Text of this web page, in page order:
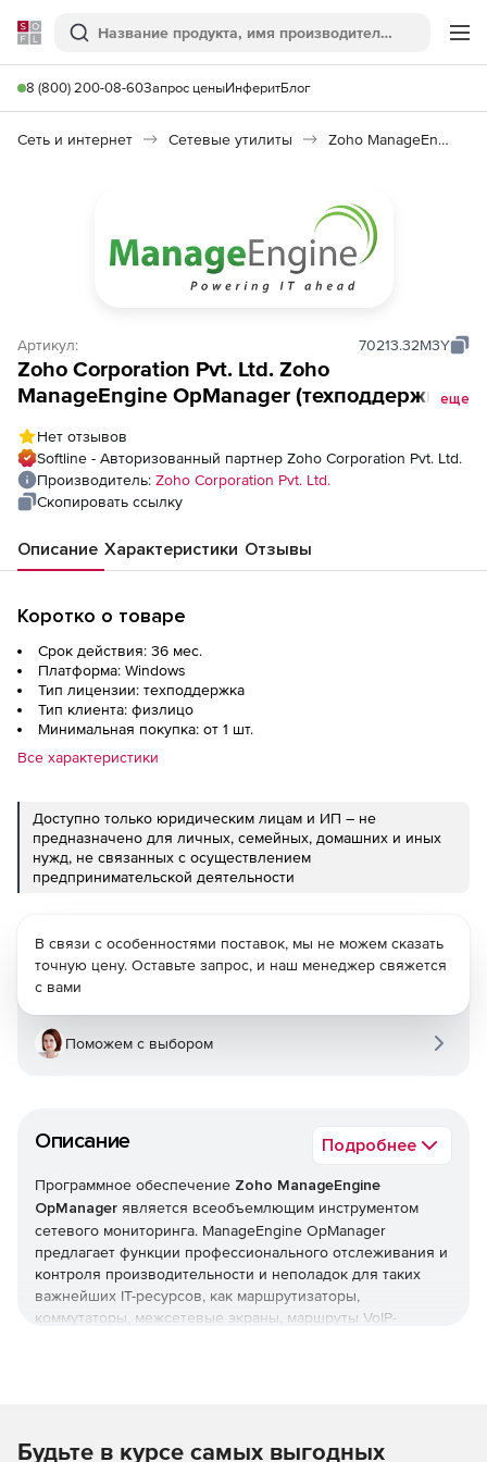
Softline
Поиск
8 (800) 200-08-60Запрос ценыИнферитБлог
Сеть и интернет Сетевые утилиты Zoho ManageEngine OpManager
Артикул: 70213.32M3Y
Zoho Corporation Pvt. Ltd. Zoho
ManageEngine OpManager (техподдержка
for 25 Devices Pack
еще
Нет отзывов
Softline - Авторизованный партнер Zoho Corporation Pvt. Ltd.
Производитель: Zoho Corporation Pvt. Ltd.
Скопировать ссылку
Описание Характеристики Отзывы
Коротко о товаре
Срок действия: 36 мес.
Платформа: Windows
Тип лицензии: техподдержка
Тип клиента: физлицо
Минимальная покупка: от 1 шт.
Все характеристики
Доступно только юридическим лицам и ИП – не
предназначено для личных, семейных, домашних и иных
нужд, не связанных с осуществлением
предпринимательской деятельности
Описание Подробнее
Программное обеспечение Zoho ManageEngine
OpManager является всеобъемлющим инструментом
сетевого мониторинга. ManageEngine OpManager
предлагает функции профессионального отслеживания и
контроля производительности и неполадок для таких
важнейших IT-ресурсов, как маршрутизаторы,
коммутаторы, межсетевые экраны, маршруты VoIP-
организационные политики мониторинга в оперативном
В связи с особенностями поставок, мы не можем сказать
точную цену. Оставьте запрос, и наш менеджер свяжется
с вами
Поможем с выбором
Будьте в курсе самых выгодных